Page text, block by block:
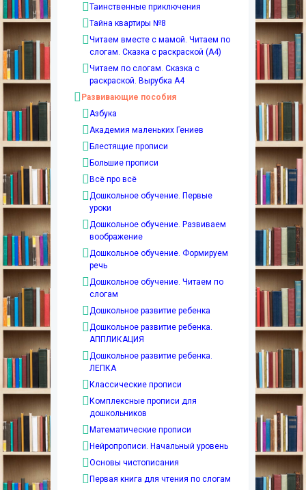
Таинственные приключения
Тайна квартиры №8
Читаем вместе с мамой. Читаем по
слогам. Сказка с раскраской (А4)
Читаем по слогам. Сказка с
раскраской. Вырубка А4
Развивающие пособия
Азбука
Академия маленьких Гениев
Блестящие прописи
Большие прописи
Всё про всё
Дошкольное обучение. Первые
уроки
Дошкольное обучение. Развиваем
воображение
Дошкольное обучение. Формируем
речь
Дошкольное обучение. Читаем по
слогам
Дошкольное развитие ребенка
Дошкольное развитие ребенка.
АППЛИКАЦИЯ
Дошкольное развитие ребенка.
ЛЕПКА
Классические прописи
Комплексные прописи для
дошкольников
Математические прописи
Нейропрописи. Начальный уровень
Основы чистописания
Первая книга для чтения по слогам